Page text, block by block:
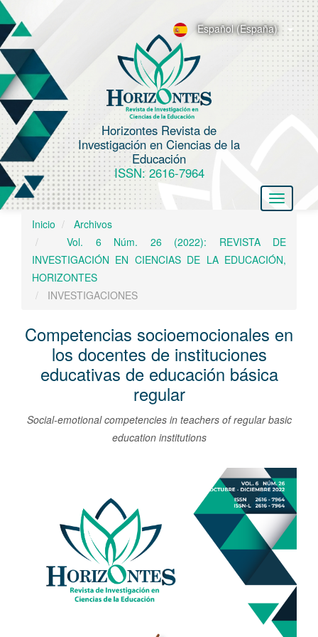
a
g
a
c
n
p
r
l
C
e
Español (España)
Horizontes Revista de
Investigación en Ciencias de la
Educación
ISSN: 2616-7964
Toggle
Inicio
Archivos
Vol. 6 Núm. 26 (2022): REVISTA DE
INVESTIGACIÓN EN CIENCIAS DE LA EDUCACIÓN,
HORIZONTES
INVESTIGACIONES
Competencias socioemocionales en
los docentes de instituciones
educativas de educación básica
regular
Social-emotional competencies in teachers of regular basic
education institutions
artículo